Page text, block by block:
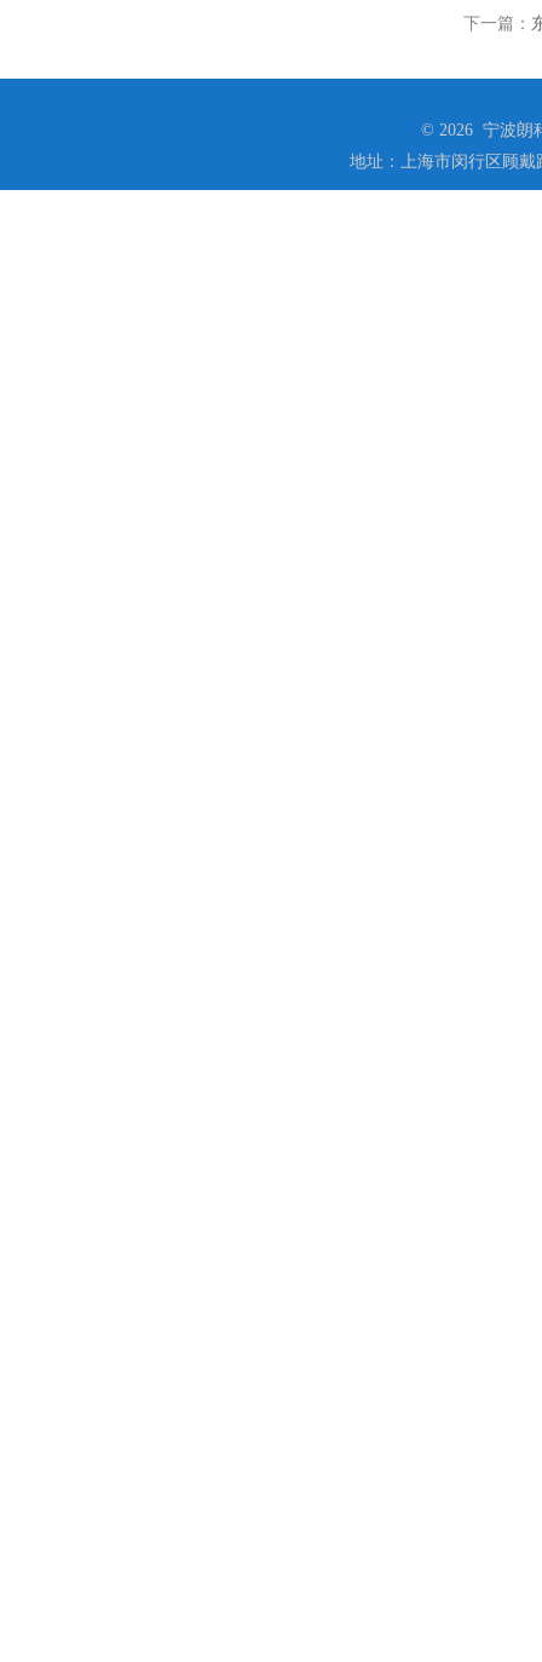
下一篇：
© 2026 宁波朗
地址：上海市闵行区顾